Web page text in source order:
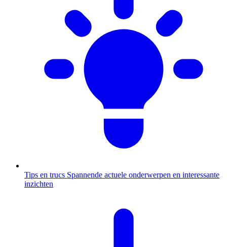
Tips en trucs Spannende actuele onderwerpen en interessante
inzichten